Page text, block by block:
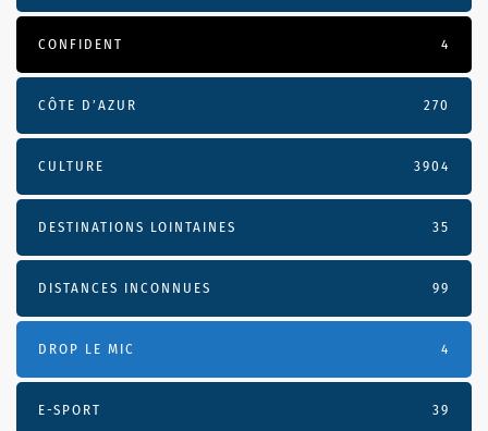
CONFIDENT 4
CÔTE D’AZUR 270
CULTURE 3904
DESTINATIONS LOINTAINES 35
DISTANCES INCONNUES 99
DROP LE MIC 4
E-SPORT 39